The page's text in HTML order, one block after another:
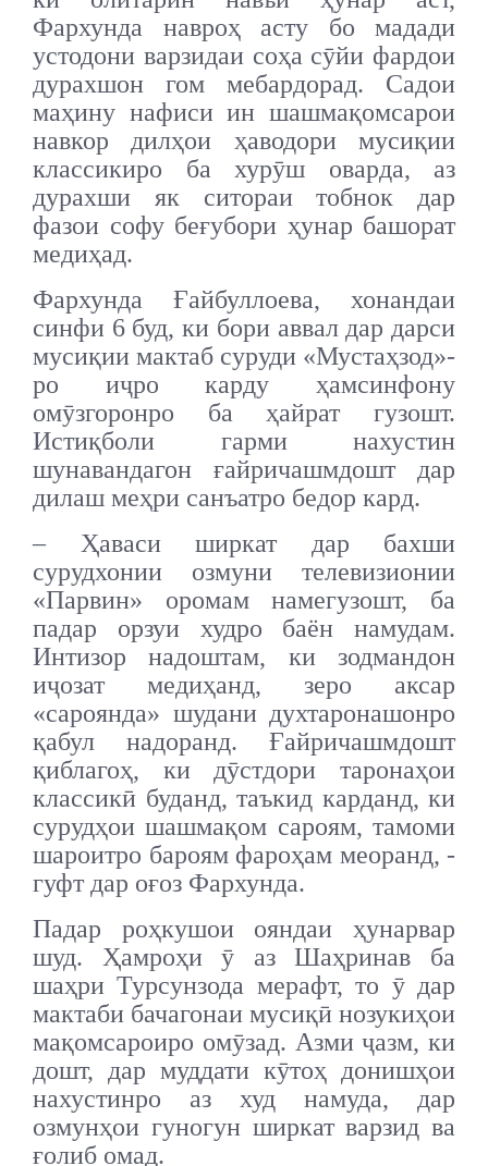
Фархунда навроҳ асту бо мадади
устодони варзидаи соҳа сӯйи фардои
дурахшон гом мебардорад. Садои
маҳину нафиси ин шашмақомсарои
навкор дилҳои ҳаводори мусиқии
классикиро ба хурӯш оварда, аз
дурахши як ситораи тобнок дар
фазои софу беғубори ҳунар башорат
медиҳад.
Фархунда Ғайбуллоева, хонандаи
синфи 6 буд, ки бори аввал дар дарси
мусиқии мактаб суруди «Мустаҳзод»-
ро иҷро карду ҳамсинфону
омӯзгоронро ба ҳайрат гузошт.
Истиқболи гарми нахустин
шунавандагон ғайричашмдошт дар
дилаш меҳри санъатро бедор кард.
– Ҳаваси ширкат дар бахши
сурудхонии озмуни телевизионии
«Парвин» оромам намегузошт, ба
падар орзуи худро баён намудам.
Интизор надоштам, ки зодмандон
иҷозат медиҳанд, зеро аксар
«сароянда» шудани духтаронашонро
қабул надоранд. Ғайричашмдошт
қиблагоҳ, ки дӯстдори таронаҳои
классикӣ буданд, таъкид карданд, ки
сурудҳои шашмақом сароям, тамоми
шароитро бароям фароҳам меоранд, -
гуфт дар оғоз Фархунда.
Падар роҳкушои ояндаи ҳунарвар
шуд. Ҳамроҳи ӯ аз Шаҳринав ба
шаҳри Турсунзода мерафт, то ӯ дар
мактаби бачагонаи мусиқӣ нозукиҳои
мақомсароиро омӯзад. Азми ҷазм, ки
дошт, дар муддати кӯтоҳ донишҳои
нахустинро аз худ намуда, дар
озмунҳои гуногун ширкат варзид ва
ғолиб омад.